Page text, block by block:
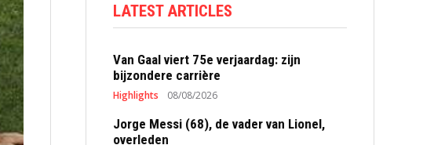
LATEST ARTICLES
Van Gaal viert 75e verjaardag: zijn
bijzondere carrière
Highlights 08/08/2026
Jorge Messi (68), de vader van Lionel,
overleden